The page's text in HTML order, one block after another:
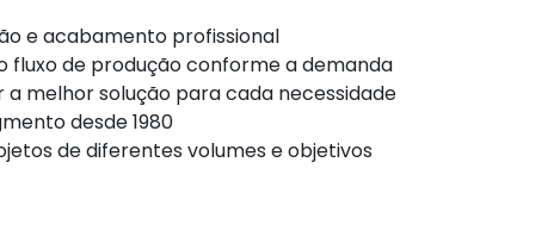
e acabamento profissional
fluxo de produção conforme a demanda
melhor solução para cada necessidade
desde 1980
de diferentes volumes e objetivos